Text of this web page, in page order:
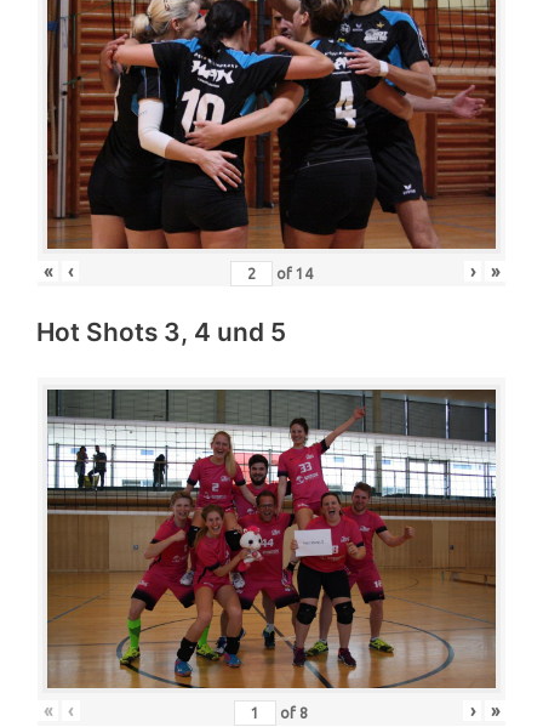
« ‹ of 14 › »
Hot Shots 3, 4 und 5
« ‹ of 8 › »